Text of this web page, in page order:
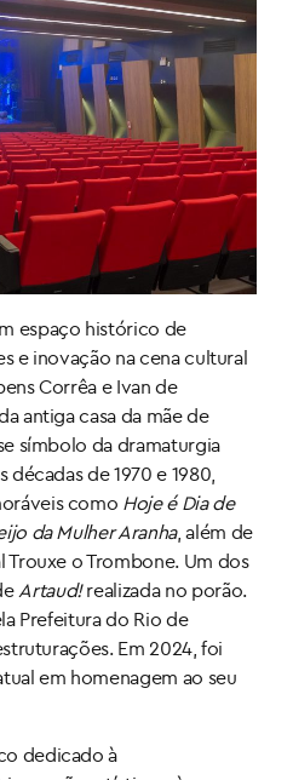
espaço histórico de
e inovação na cena cultural
Corrêa e Ivan de
antiga casa da mãe de
símbolo da dramaturgia
de 1970 e 1980,
como Hoje é Dia de
da Mulher Aranha, além de
o Trombone. Um dos
Artaud!realizada no porão.
Prefeitura do Rio de
Em 2024, foi
em homenagem ao seu
dedicado à